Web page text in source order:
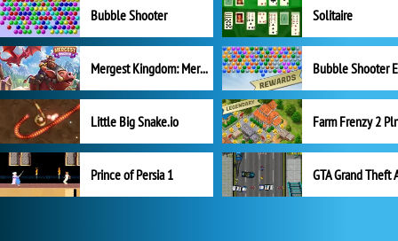
Bubble Shooter Solitaire
Mergest Kingdom: Merge Puzzle
Little Big Snake.io
Prince of Persia 1 GTA Grand Theft